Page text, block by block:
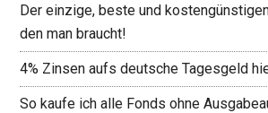
Der einzige, beste und
den man braucht!
4% Zinsen aufs deutsche Tagesgeld
So kaufe ich alle Fonds ohne